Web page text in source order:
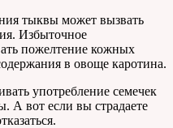
тыквы может вызвать
Избыточное
пожелтение кожных
в овоще каротина.
употребление семечек
А вот если вы страдаете